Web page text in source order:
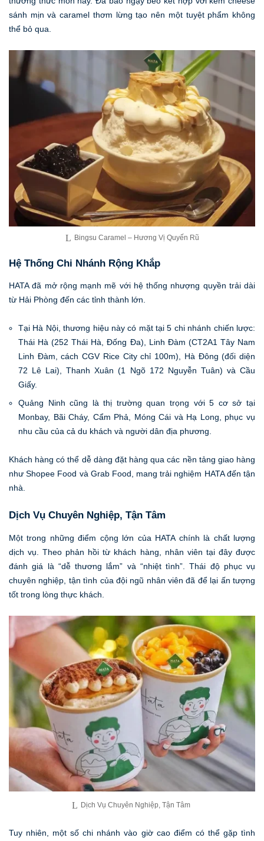
sánh mịn và caramel thơm lừng tạo nên một tuyệt phẩm không
thể bỏ qua.
Bingsu Caramel – Hương Vị Quyến Rũ
Hệ Thống Chi Nhánh Rộng Khắp
HATA đã mở rộng mạnh mẽ với hệ thống nhượng quyền trải dài
từ Hải Phòng đến các tỉnh thành lớn.
Tại Hà Nội, thương hiệu này có mặt tại 5 chi nhánh chiến lược:
Thái Hà (252 Thái Hà, Đống Đa), Linh Đàm (CT2A1 Tây Nam
Linh Đàm, cách CGV Rice City chỉ 100m), Hà Đông (đối diện
72 Lê Lai), Thanh Xuân (1 Ngõ 172 Nguyễn Tuân) và Cầu
Giấy.
Quảng Ninh cũng là thị trường quan trọng với 5 cơ sở tại
Monbay, Bãi Cháy, Cẩm Phả, Móng Cái và Hạ Long, phục vụ
nhu cầu của cả du khách và người dân địa phương.
Khách hàng có thể dễ dàng đặt hàng qua các nền tảng giao hàng
như Shopee Food và Grab Food, mang trải nghiệm HATA đến tận
nhà.
Dịch Vụ Chuyên Nghiệp, Tận Tâm
Một trong những điểm cộng lớn của HATA chính là chất lượng
dịch vụ. Theo phản hồi từ khách hàng, nhân viên tại đây được
đánh giá là “dễ thương lắm” và “nhiệt tình”. Thái độ phục vụ
chuyên nghiệp, tận tình của đội ngũ nhân viên đã để lại ấn tượng
tốt trong lòng thực khách.
Dịch Vụ Chuyên Nghiệp, Tận Tâm
Tuy nhiên, một số chi nhánh vào giờ cao điểm có thể gặp tình